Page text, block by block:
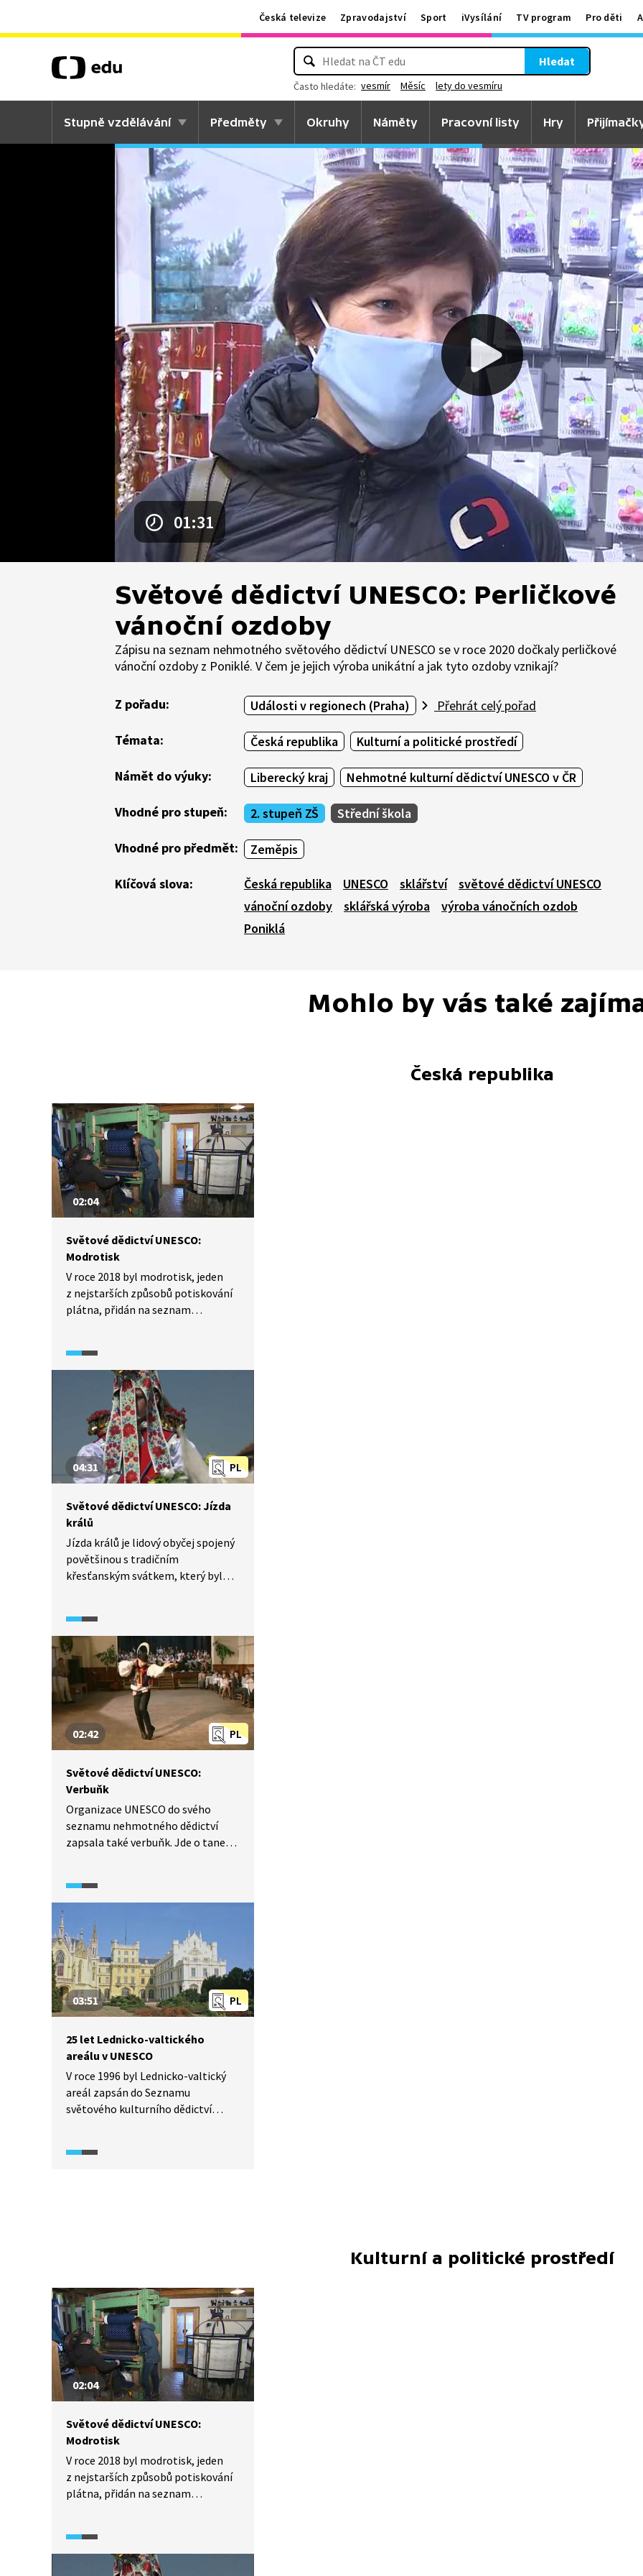
Česká televize Zpravodajství Sport iVysílání TV program Pro děti
Hledat
Často hledáte: vesmír Měsíc lety do vesmíru
Stupně vzdělávání Předměty Okruhy Náměty Pracovní listy Hry
01:31
Světové dědictví UNESCO: Perličkové
vánoční ozdoby
Zápisu na seznam nehmotného světového dědictví UNESCO se v roce 2020 dočkaly perličkové
vánoční ozdoby z Poniklé. V čem je jejich výroba unikátní a jak tyto ozdoby vznikají?
Z pořadu: Události v regionech (Praha) Přehrát celý pořad
Témata: Česká republika Kulturní a politické prostředí
Námět do výuky: Liberecký kraj Nehmotné kulturní dědictví UNESCO v ČR
Vhodné pro stupeň: 2. stupeň ZŠ Střední škola
Vhodné pro předmět: Zeměpis
Klíčová slova: Česká republika UNESCO sklářství
světové dědictví UNESCO
vánoční ozdoby
sklářská výroba
výroba vánočních ozdob
Poniklá
Mohlo by vás také
Česká republika
02:04
Světové dědictví UNESCO:
Modrotisk
V roce 2018 byl modrotisk, jeden
z nejstarších způsobů potiskování
plátna, přidán na seznam
České republiky a několika dalších
Evropských států. Kde v České
republice najdeme modrotiskové
dílny a v čem je tato tradiční
technika potisku látek unikátní?
PL
04:31
Světové dědictví UNESCO: Jízda
králů
Jízda králů je lidový obyčej spojený
povětšinou s tradičním
křesťanským svátkem, který byl
se udržuje už jen na Slovácku
a na Hané, ačkoliv dříve byla jízda
králů po celé České republice velmi
hojná. Ta nejznámější probíhá
ve Vlčnově, ale my se na jízdu
podíváme do Kunovic.
PL
02:42
Světové dědictví UNESCO:
Verbuňk
Organizace UNESCO do svého
seznamu nehmotného dědictví
zapsala také verbuňk. Jde o tanec,
minulého století pochází první
sami uvidíte, verbuňk nemá žádnou
pevnou choreografii a pořád se
vyvíjí a proměňuje. Dnes existuje
několik jeho oblastních variant.
PL
03:51
25 let Lednicko-valtického
areálu v UNESCO
V roce 1996 byl Lednicko-valtický
areál zapsán do Seznamu
světového kulturního dědictví
a výrazně se zvýšil počet turistů
převažují, areál se dočkal
rekonstrukcí za více než 1 miliardu
korun.
Kulturní a politické prostředí
02:04
Světové dědictví UNESCO:
Modrotisk
V roce 2018 byl modrotisk, jeden
z nejstarších způsobů potiskování
plátna, přidán na seznam
České republiky a několika dalších
Evropských států. Kde v České